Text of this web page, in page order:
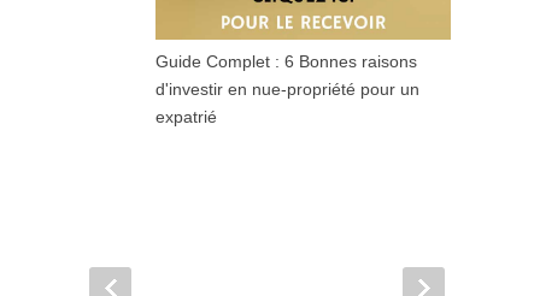
Guide Complet : 6 Bonnes raisons
d'investir en nue-propriété pour un
expatrié